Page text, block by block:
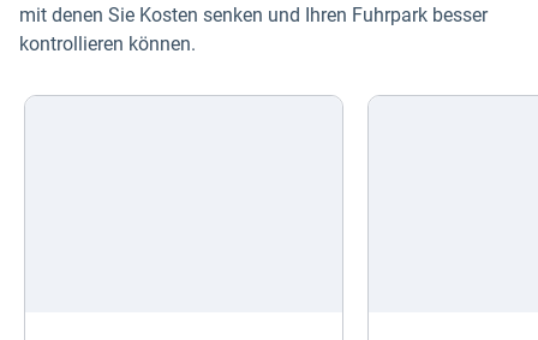
mit denen Sie Kosten senken und Ihren Fuhrpark besser
kontrollieren können.